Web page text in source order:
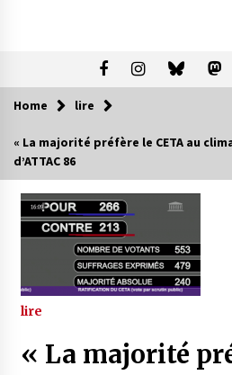
Home lire
« La majorité préfère le CETA au
d’ATTAC 86
lire
« La majorité